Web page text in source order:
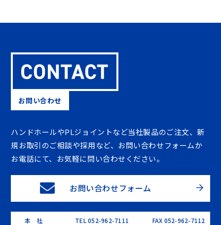
お問い合わせ
ハンドホールやPLジョイントなど当社製品のご注文、新
規お取引のご相談や採用など、お問い合わせフォームか
お電話にて、お気軽に問い合わせください。
お問い合わせフォーム
本 社 TEL 052-962-7111 FAX 052-962-7112